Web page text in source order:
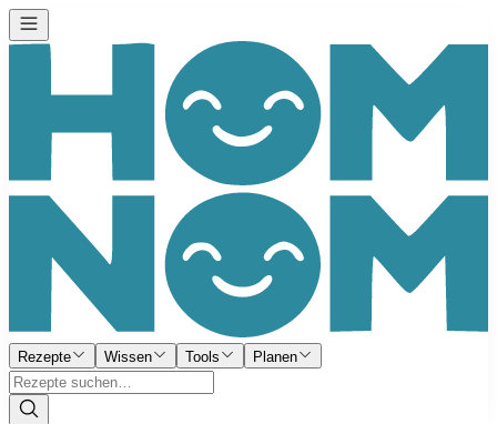
Rezepte Wissen Tools Planen